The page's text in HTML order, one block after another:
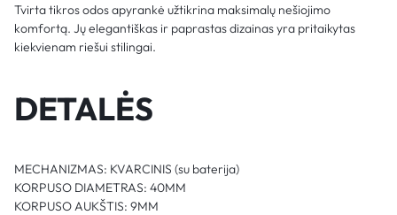
Tvirta tikros odos apyrankė užtikrina maksimalų nešiojimo
komfortą. Jų elegantiškas ir paprastas dizainas yra pritaikytas
kiekvienam riešui stilingai.
DETALĖS
MECHANIZMAS: KVARCINIS (su baterija)
KORPUSO DIAMETRAS: 40MM
KORPUSO AUKŠTIS: 9MM